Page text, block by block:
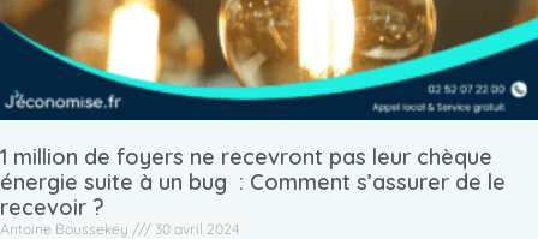
1 million de foyers ne recevront pas leur chèque
énergie suite à un bug : Comment s’assurer de le
recevoir ?
Antoine Boussekey 30 avril 2024